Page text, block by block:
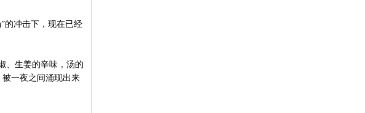
的冲击下，现在已经
、生姜的辛味，汤的
被一夜之间涌现出来